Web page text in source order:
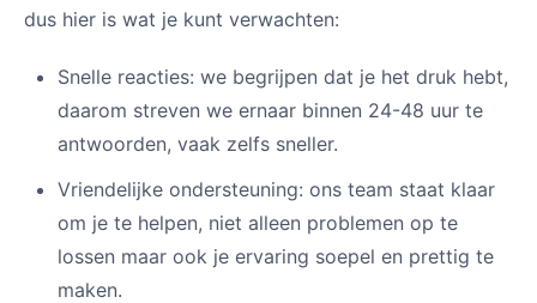
dus hier is wat je kunt verwachten:
Snelle reacties: we begrijpen dat je het druk hebt,
daarom streven we ernaar binnen 24-48 uur te
antwoorden, vaak zelfs sneller.
Vriendelijke ondersteuning: ons team staat klaar
om je te helpen, niet alleen problemen op te
lossen maar ook je ervaring soepel en prettig te
maken.